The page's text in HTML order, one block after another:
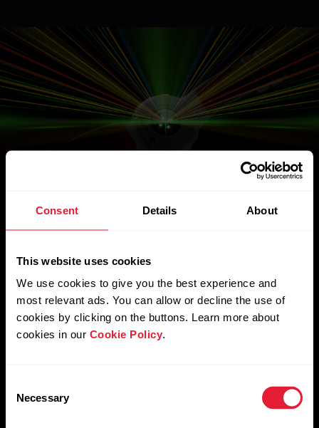
Consent Details About
This website uses cookies
We use cookies to give you the best experience and
most relevant ads. You can allow or decline the use of
cookies by clicking on the buttons. Learn more about
cookies in our Cookie Policy.
Selection
Necessary
Poeme sinu naha alla
nii, nagu mitte keegi
teine.
Võtsime algoritmi, mis jättis liikumise võrrandist
välja, ja muutsime selle paremaks, seejärel muutsime